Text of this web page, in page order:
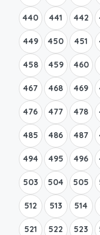
440 441 442
449 450 451
458 459 460
467 468 469
476 477 478
485 486 487
494 495 496
503 504 505
512 513 514
521 522 523